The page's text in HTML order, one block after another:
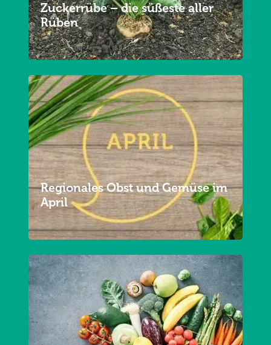
Zuckerrübe – die süßeste aller
Rüben
Regionales Obst und Gemüse im
April